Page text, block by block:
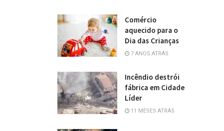
Comércio
aquecido para o
Dia das Crianças
7 ANOS ATRÁS
Incêndio destrói
fábrica em Cidade
Líder
11 MESES ATRÁS